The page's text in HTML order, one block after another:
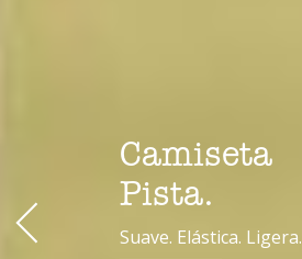
Camiseta
Pista.
Suave. Elástica. Ligera.